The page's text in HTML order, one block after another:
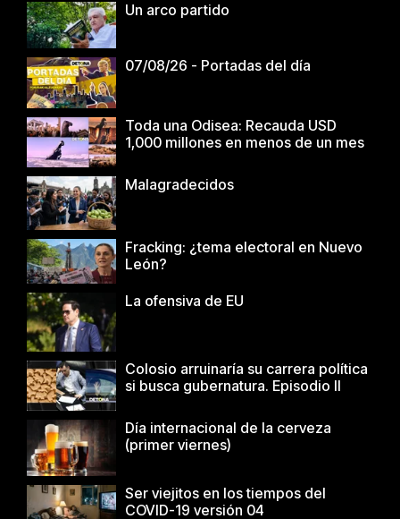
Un arco partido
07/08/26 - Portadas del día
Toda una Odisea: Recauda USD
1,000 millones en menos de un mes
Malagradecidos
Fracking: ¿tema electoral en Nuevo
León?
La ofensiva de EU
Colosio arruinaría su carrera política
si busca gubernatura. Episodio II
Día internacional de la cerveza
(primer viernes)
Ser viejitos en los tiempos del
COVID-19 versión 04